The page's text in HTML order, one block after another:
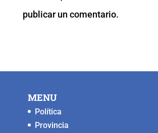
k
publicar un comentario.
MENU
Política
Provincia